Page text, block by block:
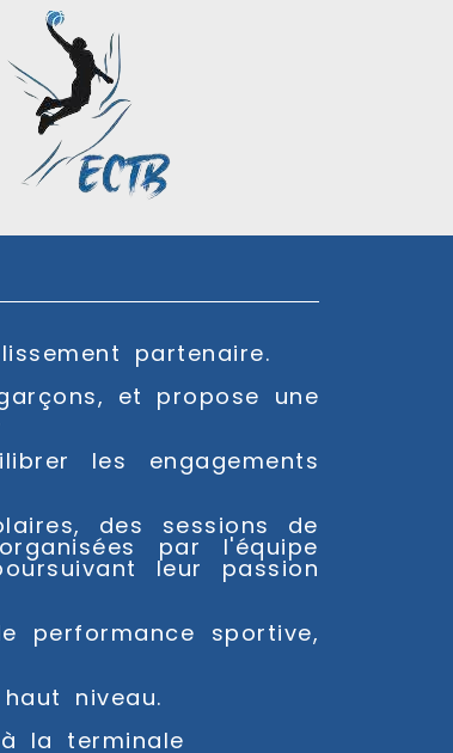
partenaire.
et propose une
les engagements
des sessions de
par l'équipe
leur passion
performance sportive,
niveau.
la terminale